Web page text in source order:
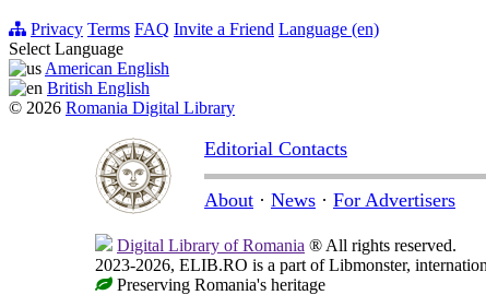
Privacy Terms FAQ Invite a Friend Language (en)
Select Language
American English
British English
© 2026 Romania Digital Library
Editorial Contacts
About · News · For Advertisers
Digital Library of Romania ® All rights reserved.
2023-2026, ELIB.RO is a part of Libmonster,
Preserving Romania's heritage